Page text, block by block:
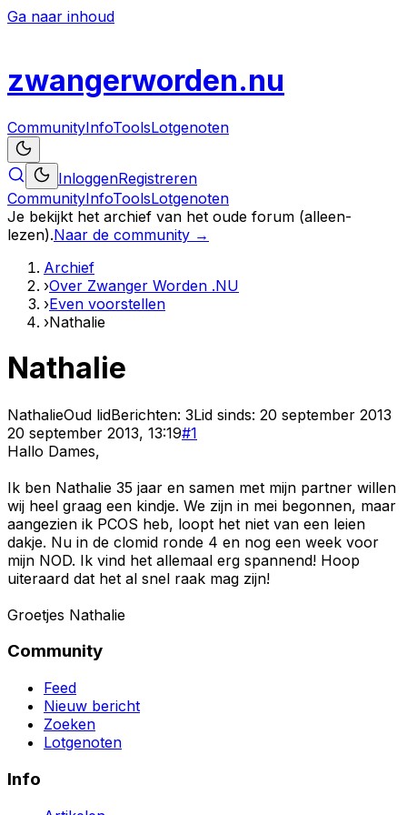
Ga naar inhoud
zwangerworden.nu
CommunityInfoToolsLotgenoten
InloggenRegistreren
CommunityInfoToolsLotgenoten
Je bekijkt het archief van het oude forum (alleen-
lezen).Naar de community →
Archief
›Over Zwanger Worden .NU
›Even voorstellen
›Nathalie
Nathalie
NathalieOud lidBerichten: 3Lid sinds: 20 september 2013
20 september 2013, 13:19#1
Hallo Dames,
Ik ben Nathalie 35 jaar en samen met mijn partner willen
wij heel graag een kindje. We zijn in mei begonnen, maar
aangezien ik PCOS heb, loopt het niet van een leien
dakje. Nu in de clomid ronde 4 en nog een week voor
mijn NOD. Ik vind het allemaal erg spannend! Hoop
uiteraard dat het al snel raak mag zijn!
Groetjes Nathalie
Community
Feed
Nieuw bericht
Zoeken
Lotgenoten
Info